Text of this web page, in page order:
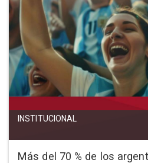
INSTITUCIONAL
Más del 70 % de los